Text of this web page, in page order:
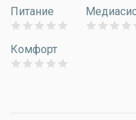
Питание
Комфорт